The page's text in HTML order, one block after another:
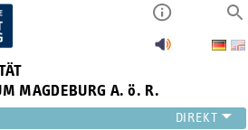
MAGDEBURG A. ö. R.